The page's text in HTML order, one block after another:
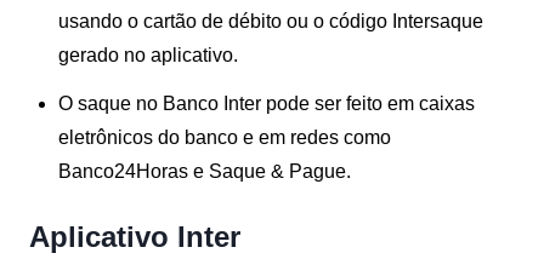
usando o cartão de débito ou o código Intersaque
gerado no aplicativo.
O saque no Banco Inter pode ser feito em caixas
eletrônicos do banco e em redes como
Banco24Horas e Saque & Pague.
Aplicativo Inter